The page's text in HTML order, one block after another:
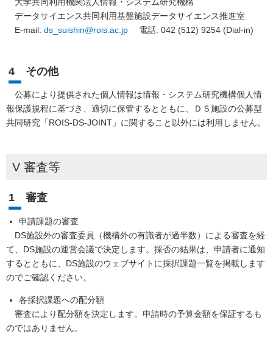
大学共同利用機関法人情報・システム研究機構
データサイエンス共同利用基盤施設データサイエンス推進室
E-mail: ds_suishin@rois.ac.jp 電話: 042 (512) 9254 (Dial-in)
4 その他
公募により提供された個人情報は情報・システム研究機構個人情
報保護規程に基づき、適切に保管するとともに、ＤＳ施設の公募型
共同研究「ROIS-DS-JOINT」に関すること以外には利用しません。
V 審査等
1 審査
申請課題の審査
DS施設外の審査委員（機構外の有識者が過半数）による審査を経
て、DS施設の運営会議で決定します。採否の結果は、申請者に通知
するとともに、DS施設のウェブサイトに採択課題一覧を掲載します
のでご確認ください。
各採択課題への配分額
審査により配分額を決定します。申請時の予算金額を保証するも
のではありません。